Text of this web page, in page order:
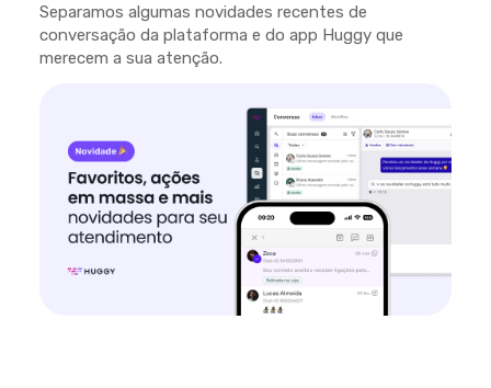
Separamos algumas novidades recentes de
conversação da plataforma e do app Huggy que
merecem a sua atenção.